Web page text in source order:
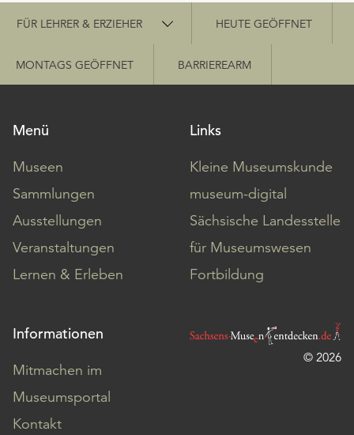
Schnellzugriff
FÜR LEHRER & ERZIEHER HEUTE GEÖFFNET
MONTAGS GEÖFFNET BARRIEREARM
Menü
Museen
Sammlungen
Ausstellungen
Veranstaltungen
Lernen & Erleben
Links
Kleine Museumskunde
museum-digital
Sächsische Landesstelle
für Museumswesen
Fortbildung
Informationen
Mitmachen im
Museumsportal
Kontakt
© 2026